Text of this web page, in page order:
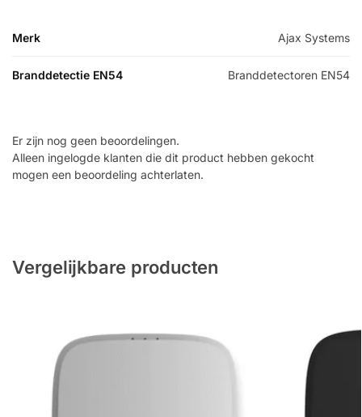
Merk Ajax Systems
Branddetectie EN54 Branddetectoren EN54
Er zijn nog geen beoordelingen.
Alleen ingelogde klanten die dit product hebben gekocht
mogen een beoordeling achterlaten.
Vergelijkbare producten